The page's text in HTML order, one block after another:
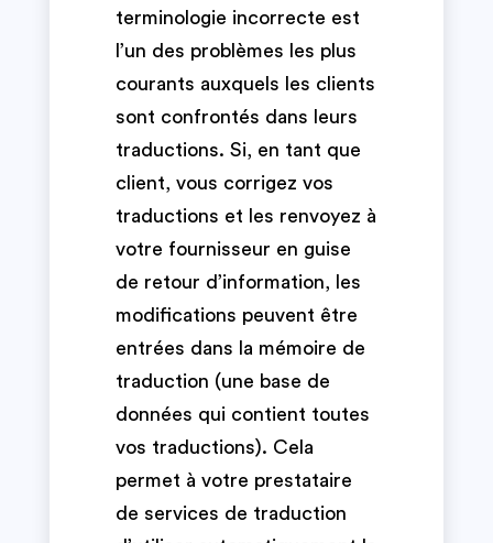
terminologie incorrecte est
l’un des problèmes les plus
courants auxquels les clients
sont confrontés dans leurs
traductions. Si, en tant que
client, vous corrigez vos
traductions et les renvoyez à
votre fournisseur en guise
de retour d’information, les
modifications peuvent être
entrées dans la mémoire de
traduction (une base de
données qui contient toutes
vos traductions). Cela
permet à votre prestataire
de services de traduction